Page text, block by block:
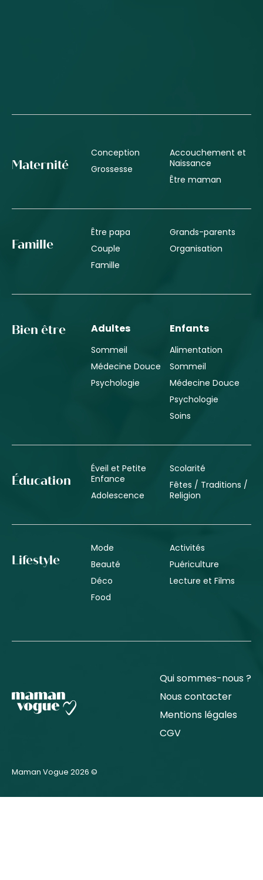
Maternité
Conception
Grossesse
Accouchement et
Naissance
Être maman
Famille
Être papa
Couple
Famille
Grands-parents
Organisation
Bien être Adultes
Sommeil
Médecine Douce
Psychologie
Enfants
Alimentation
Sommeil
Médecine Douce
Psychologie
Soins
Éducation
Éveil et Petite
Enfance
Adolescence
Scolarité
Fêtes / Traditions /
Religion
Lifestyle
Mode
Beauté
Déco
Food
Activités
Puériculture
Lecture et Films
Qui sommes-nous ?
Nous contacter
Mentions légales
CGV
Maman Vogue 2026 ©